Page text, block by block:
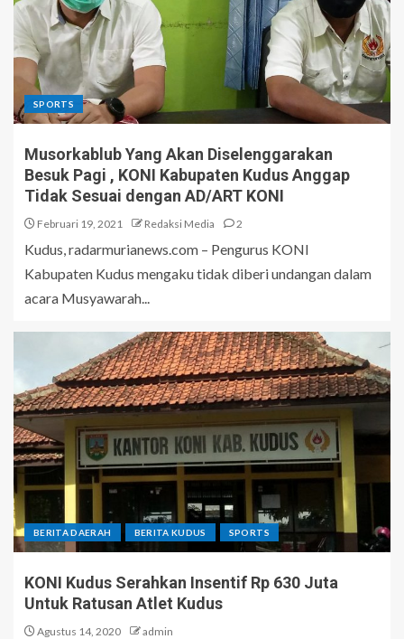
SPORTS
Musorkablub Yang Akan Diselenggarakan
Besuk Pagi , KONI Kabupaten Kudus Anggap
Tidak Sesuai dengan AD/ART KONI
Februari 19, 2021 Redaksi Media 2
Kudus, radarmurianews.com – Pengurus KONI
Kabupaten Kudus mengaku tidak diberi undangan dalam
acara Musyawarah...
BERITA DAERAH BERITA KUDUS SPORTS
KONI Kudus Serahkan Insentif Rp 630 Juta
Untuk Ratusan Atlet Kudus
Agustus 14, 2020 admin